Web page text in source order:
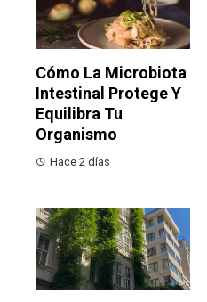
Cómo La Microbiota
Intestinal Protege Y
Equilibra Tu
Organismo
Hace 2 días